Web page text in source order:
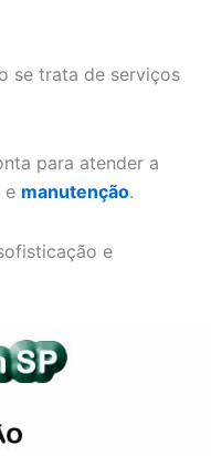
se trata de serviços
para atender a
e manutenção.
e